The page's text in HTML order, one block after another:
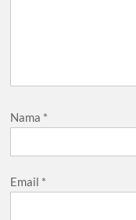
Nama *
Email *